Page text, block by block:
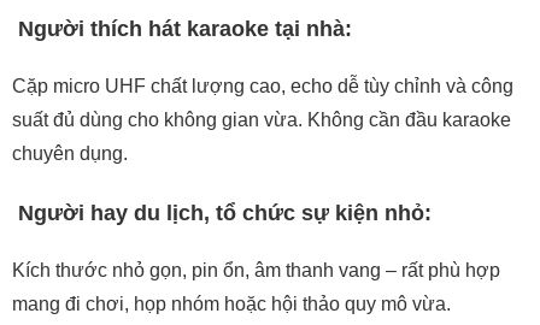
Người thích hát karaoke tại nhà:
Cặp micro UHF chất lượng cao, echo dễ tùy chỉnh và công
suất đủ dùng cho không gian vừa. Không cần đầu karaoke
chuyên dụng.
Người hay du lịch, tổ chức sự kiện nhỏ:
Kích thước nhỏ gọn, pin ổn, âm thanh vang – rất phù hợp
mang đi chơi, họp nhóm hoặc hội thảo quy mô vừa.